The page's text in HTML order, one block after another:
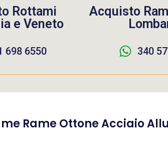
Rottami
e Veneto
698 6550
Acquisto
340
Rame Ottone Acciaio